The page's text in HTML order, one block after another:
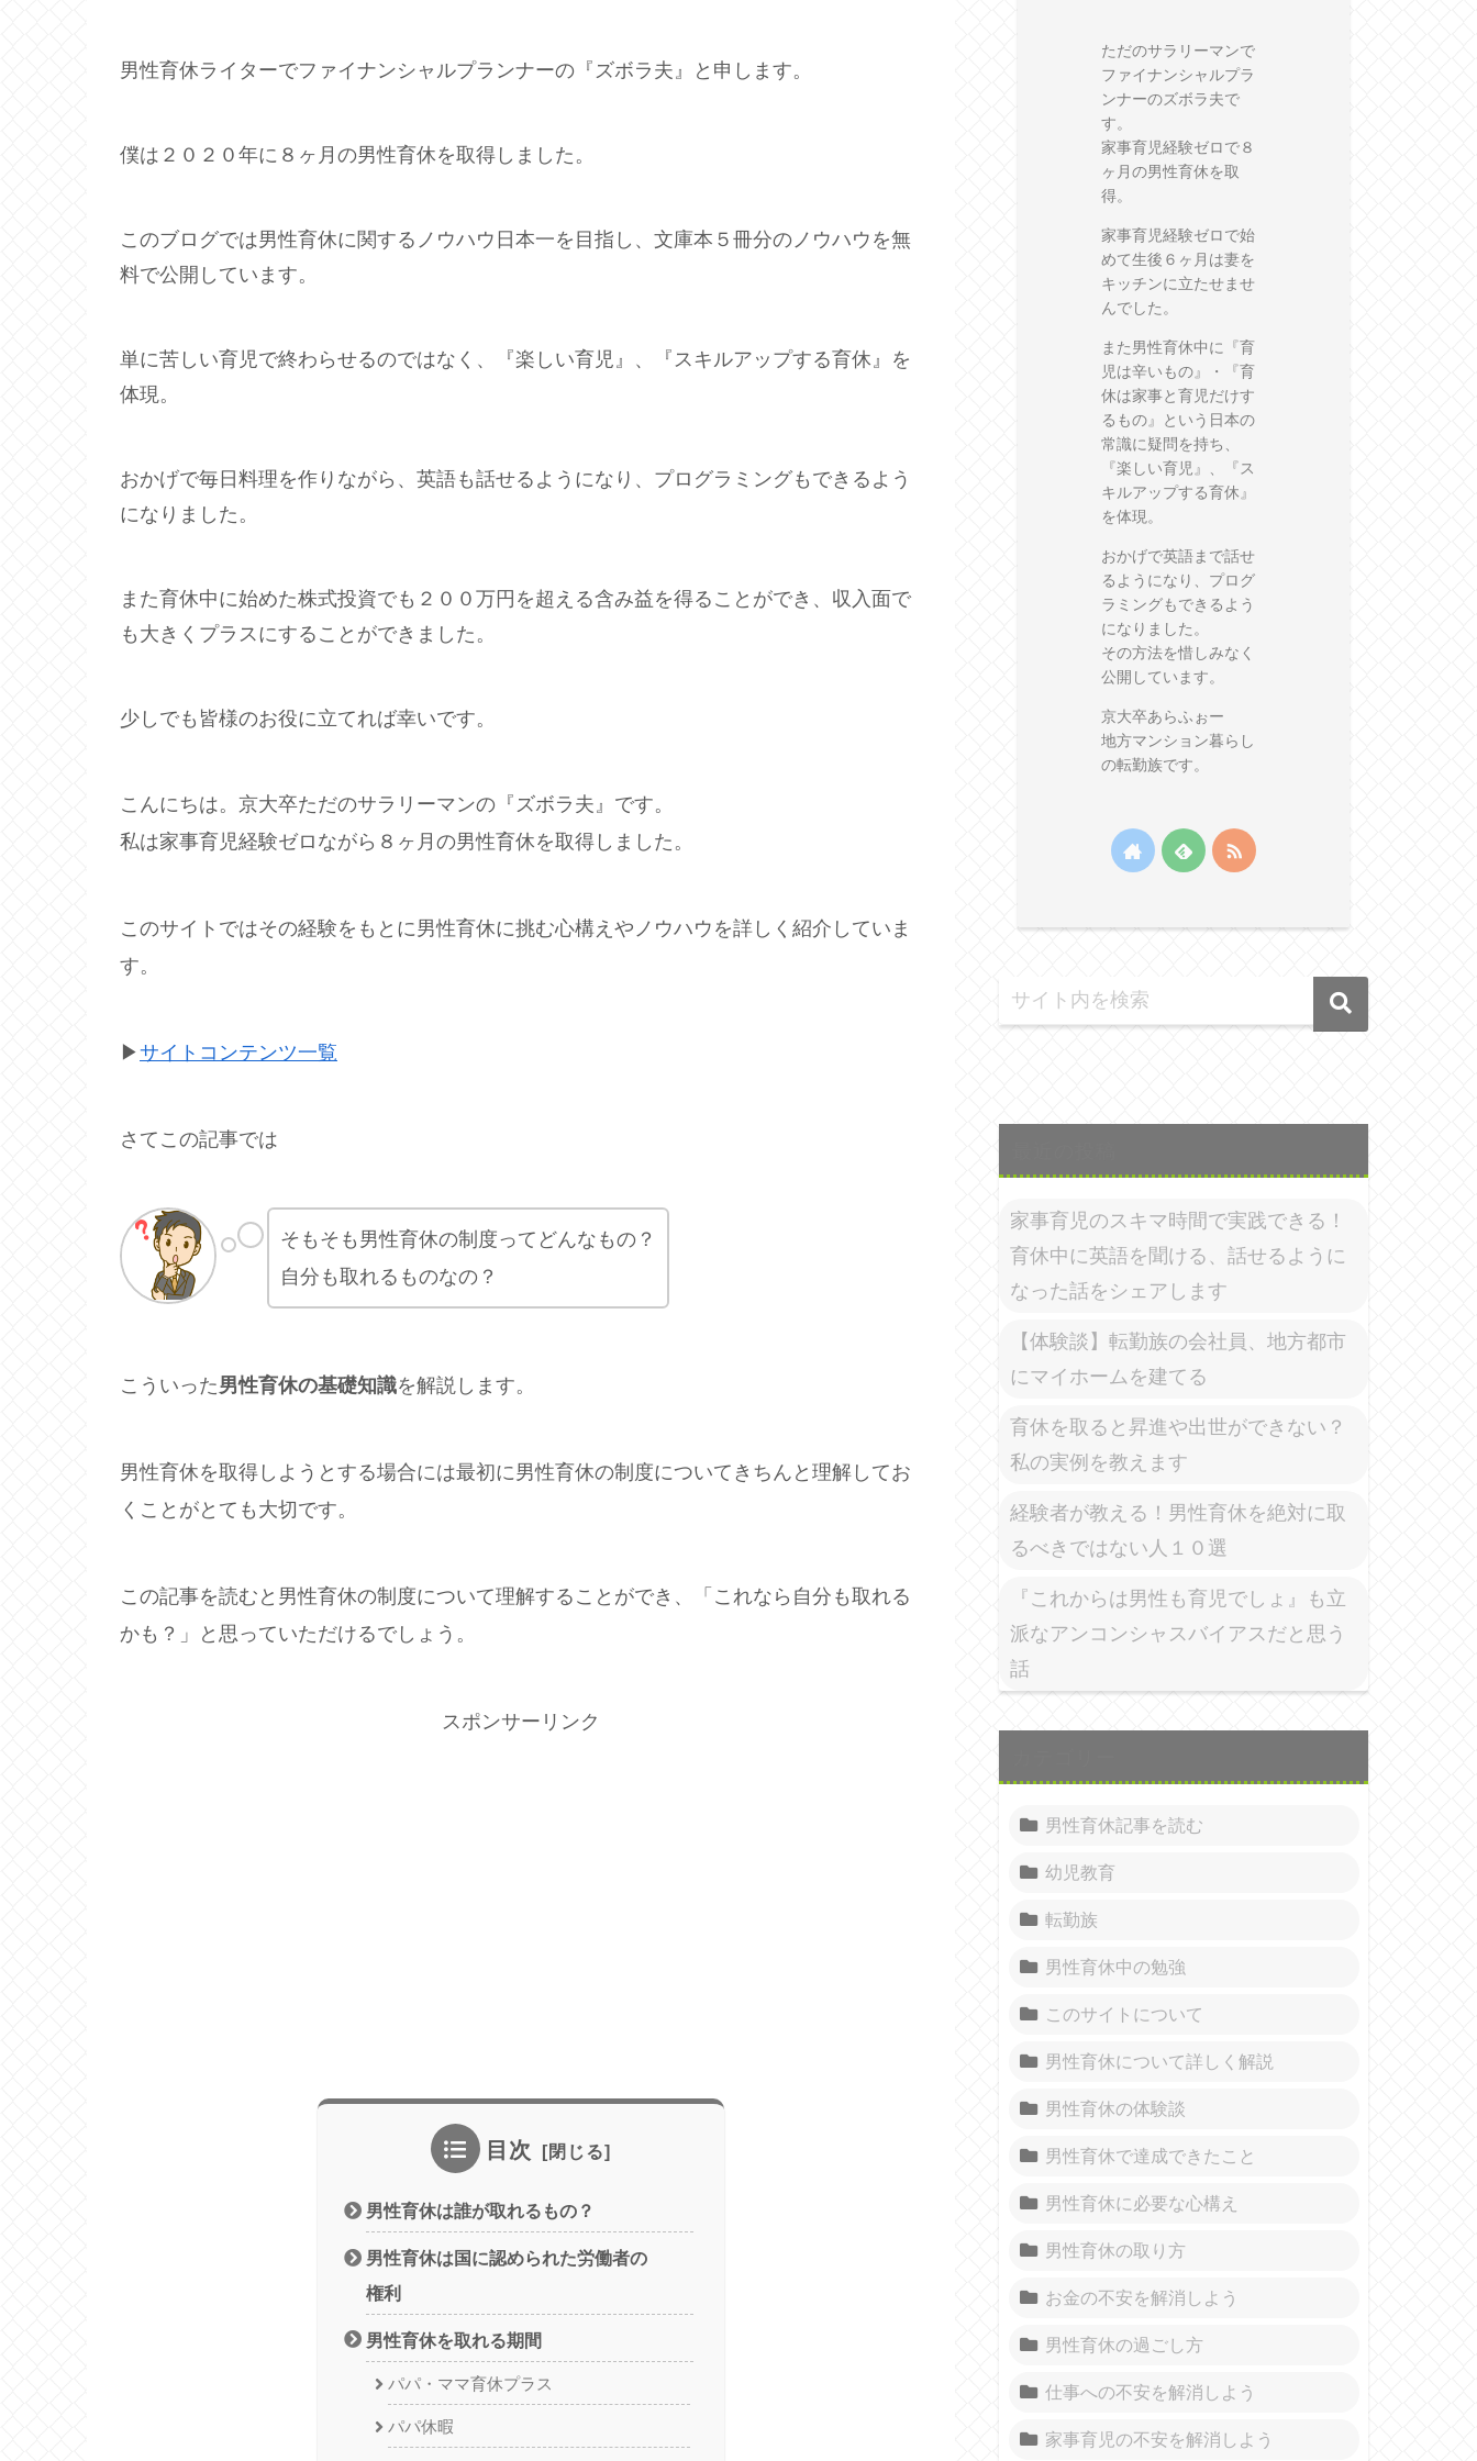
男性育休ライターでファイナンシャルプランナーの『ズボラ夫』と申します。
僕は２０２０年に８ヶ月の男性育休を取得しました。
このブログでは男性育休に関するノウハウ日本一を目指し、文庫本５冊分のノウハウを無
料で公開しています。
単に苦しい育児で終わらせるのではなく、『楽しい育児』、『スキルアップする育休』を
体現。
おかげで毎日料理を作りながら、英語も話せるようになり、プログラミングもできるよう
になりました。
また育休中に始めた株式投資でも２００万円を超える含み益を得ることができ、収入面で
も大きくプラスにすることができました。
少しでも皆様のお役に立てれば幸いです。
こんにちは。京大卒ただのサラリーマンの『ズボラ夫』です。
私は家事育児経験ゼロながら８ヶ月の男性育休を取得しました。
このサイトではその経験をもとに男性育休に挑む心構えやノウハウを詳しく紹介していま
す。
▶サイトコンテンツ一覧
さてこの記事では
そもそも男性育休の制度ってどんなもの？
自分も取れるものなの？
こういった男性育休の基礎知識を解説します。
男性育休を取得しようとする場合には最初に男性育休の制度についてきちんと理解してお
くことがとても大切です。
この記事を読むと男性育休の制度について理解することができ、「これなら自分も取れる
かも？」と思っていただけるでしょう。
スポンサーリンク
目次
男性育休は誰が取れるもの？
男性育休は国に認められた労働者の
権利
男性育休を取れる期間
パパ・ママ育休プラス
パパ休暇
ただのサラリーマンで
ファイナンシャルプラ
ンナーのズボラ夫で
す。
家事育児経験ゼロで８
ヶ月の男性育休を取
得。
家事育児経験ゼロで始
めて生後６ヶ月は妻を
キッチンに立たせませ
んでした。
また男性育休中に『育
児は辛いもの』・『育
休は家事と育児だけす
るもの』という日本の
常識に疑問を持ち、
『楽しい育児』、『ス
キルアップする育休』
を体現。
おかげで英語まで話せ
るようになり、プログ
ラミングもできるよう
になりました。
その方法を惜しみなく
公開しています。
京大卒あらふぉー
地方マンション暮らし
の転勤族です。
家事育児のスキマ時間で実践できる！
育休中に英語を聞ける、話せるように
なった話をシェアします
【体験談】転勤族の会社員、地方都市
にマイホームを建てる
育休を取ると昇進や出世ができない？
私の実例を教えます
経験者が教える！男性育休を絶対に取
るべきではない人１０選
『これからは男性も育児でしょ』も立
派なアンコンシャスバイアスだと思う
話
男性育休記事を読む
幼児教育
転勤族
男性育休中の勉強
このサイトについて
男性育休について詳しく解説
男性育休の体験談
男性育休で達成できたこと
男性育休に必要な心構え
男性育休の取り方
お金の不安を解消しよう
男性育休の過ごし方
仕事への不安を解消しよう
家事育児の不安を解消しよう